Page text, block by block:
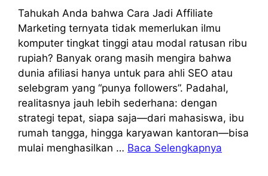
Tahukah Anda bahwa Cara Jadi Affiliate
Marketing ternyata tidak memerlukan ilmu
komputer tingkat tinggi atau modal ratusan ribu
rupiah? Banyak orang masih mengira bahwa
dunia afiliasi hanya untuk para ahli SEO atau
selebgram yang “punya followers”. Padahal,
realitasnya jauh lebih sederhana: dengan
strategi tepat, siapa saja—dari mahasiswa, ibu
rumah tangga, hingga karyawan kantoran—bisa
mulai menghasilkan … Baca Selengkapnya